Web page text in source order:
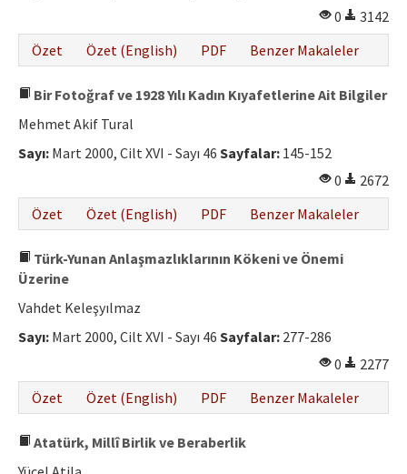
0
3142
Özet
Özet (English) PDF Benzer Makaleler
Bir Fotoğraf ve 1928 Yılı Kadın Kıyafetlerine Ait Bilgiler
Mehmet Akif Tural
Sayı: Mart 2000, Cilt XVI - Sayı 46 Sayfalar: 145-152
0
2672
Özet
Özet (English) PDF Benzer Makaleler
Türk-Yunan Anlaşmazlıklarının Kökeni ve Önemi
Üzerine
Vahdet Keleşyılmaz
Sayı: Mart 2000, Cilt XVI - Sayı 46 Sayfalar: 277-286
0
2277
Özet
Özet (English) PDF Benzer Makaleler
Atatürk, Millî Birlik ve Beraberlik